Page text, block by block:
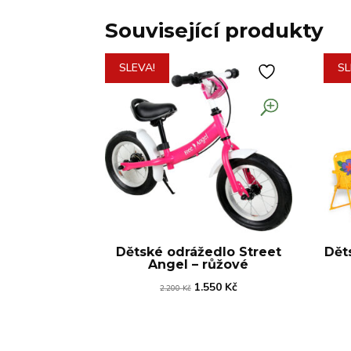
Související produkty
SLEVA!
Dětské odrážedlo Street
Angel – růžové
2.200Kč Původní
1.550 KčAktuální